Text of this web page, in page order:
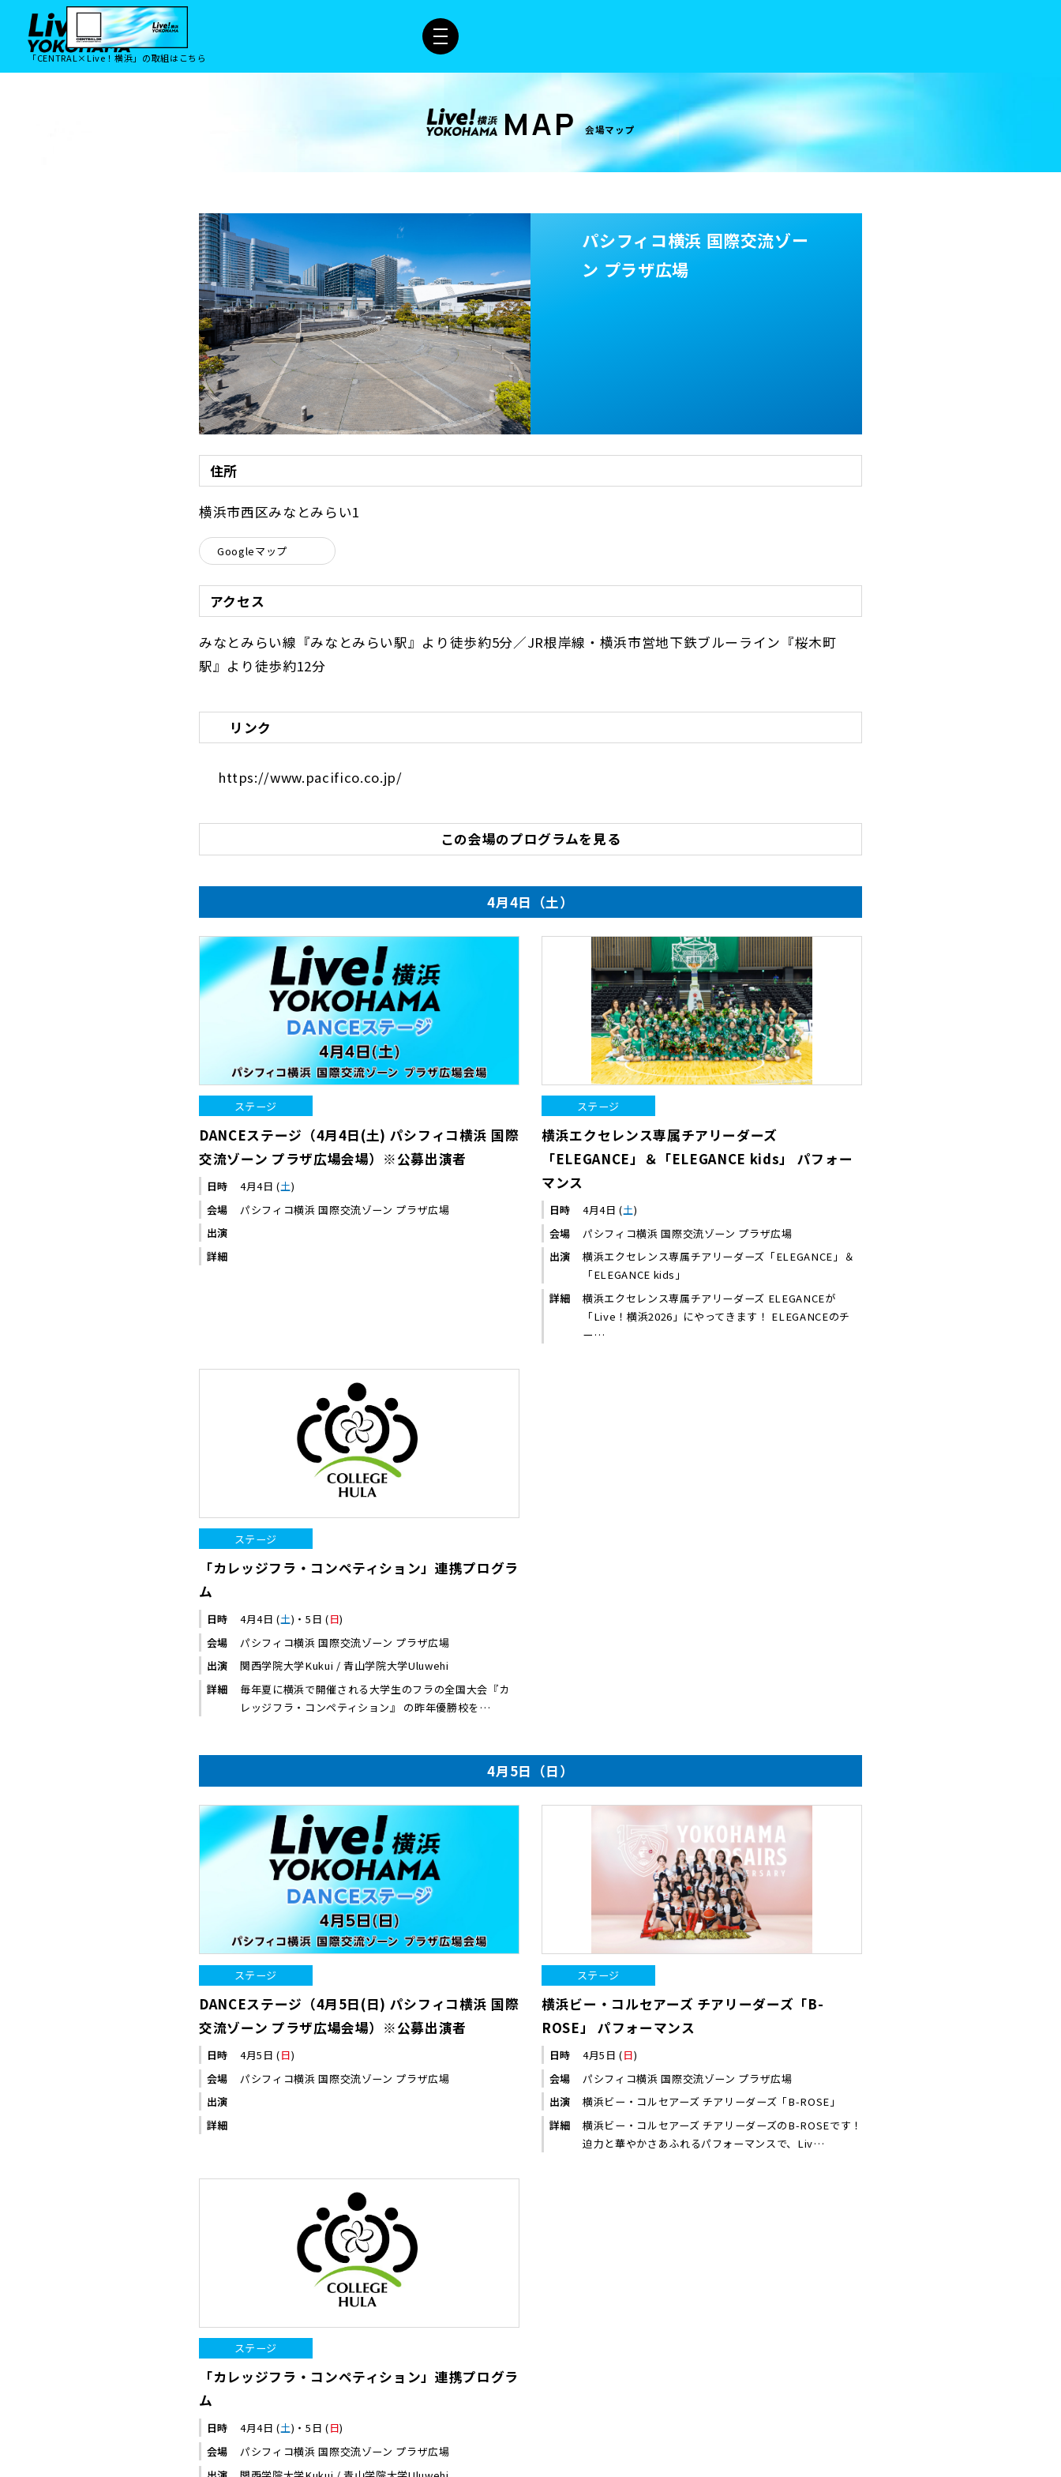
「CENTRAL×Live！横浜」の取組はこちら
MAP 会場マップ
パシフィコ横浜 国際交流ゾー
ン プラザ広場
住所
横浜市西区みなとみらい1
Googleマップ
アクセス
みなとみらい線『みなとみらい駅』より徒歩約5分／JR根岸線・横浜市営地下鉄ブルーライン『桜木町
駅』より徒歩約12分
リンク
https://www.pacifico.co.jp/
この会場のプログラムを見る
4月4日（土）
ステージ
DANCEステージ（4月4日(土) パシフィコ横浜 国際
交流ゾーン プラザ広場会場）※公募出演者
日時 4月4日 (土)
会場
パシフィコ横浜 国際交流ゾーン プラザ広場
出演
詳細
ステージ
横浜エクセレンス​専属チアリーダーズ
「ELEGANCE」＆「ELEGANCE kids」 パフォー
マンス
日時 4月4日 (土)
会場
パシフィコ横浜 国際交流ゾーン プラザ広場
出演
横浜エクセレンス​専属チアリーダーズ「ELEGANCE」＆
「ELEGANCE kids」
詳細
横浜エクセレンス専属チアリーダーズ ELEGANCEが
「Live！横浜2026」にやってきます！ ELEGANCEのチ
ー…
ステージ
「カレッジフラ・コンペティション」連携プログラ
ム
日時 4月4日 (土)・5日 (日)
会場
パシフィコ横浜 国際交流ゾーン プラザ広場
出演
関西学院大学Kukui / 青山学院大学Uluwehi
詳細
毎年夏に横浜で開催される大学生のフラの全国大会『カ
レッジフラ・コンペティション』 の昨年優勝校を…
4月5日（日）
ステージ
DANCEステージ（4月5日(日) パシフィコ横浜 国際
交流ゾーン プラザ広場会場）※公募出演者
日時 4月5日 (日)
会場
パシフィコ横浜 国際交流ゾーン プラザ広場
出演
詳細
ステージ
横浜ビー・コルセアーズ チアリーダーズ「B-
ROSE」 パフォーマンス
日時 4月5日 (日)
会場
パシフィコ横浜 国際交流ゾーン プラザ広場
出演
横浜ビー・コルセアーズ チアリーダーズ「B-ROSE」
詳細
横浜ビー・コルセアーズ チアリーダーズのB-ROSEです！
迫力と華やかさあふれるパフォーマンスで、Liv…
ステージ
「カレッジフラ・コンペティション」連携プログラ
ム
日時 4月4日 (土)・5日 (日)
会場
パシフィコ横浜 国際交流ゾーン プラザ広場